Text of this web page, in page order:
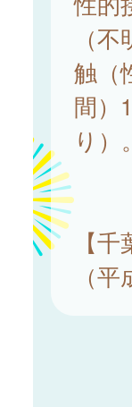
（
触（
間）
り）。
【
（